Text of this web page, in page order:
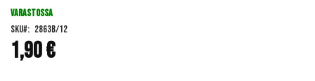
beginning
the
images
gallery
1,90 €
VARASTOSSA
SKU
2863B/12